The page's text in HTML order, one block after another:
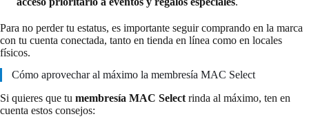
Para no perder tu estatus, es importante seguir comprando en la marca
con tu cuenta conectada, tanto en tienda en línea como en locales
físicos.
Cómo aprovechar al máximo la membresía MAC Select
Si quieres que tu membresía MAC Select rinda al máximo, ten en
cuenta estos consejos: